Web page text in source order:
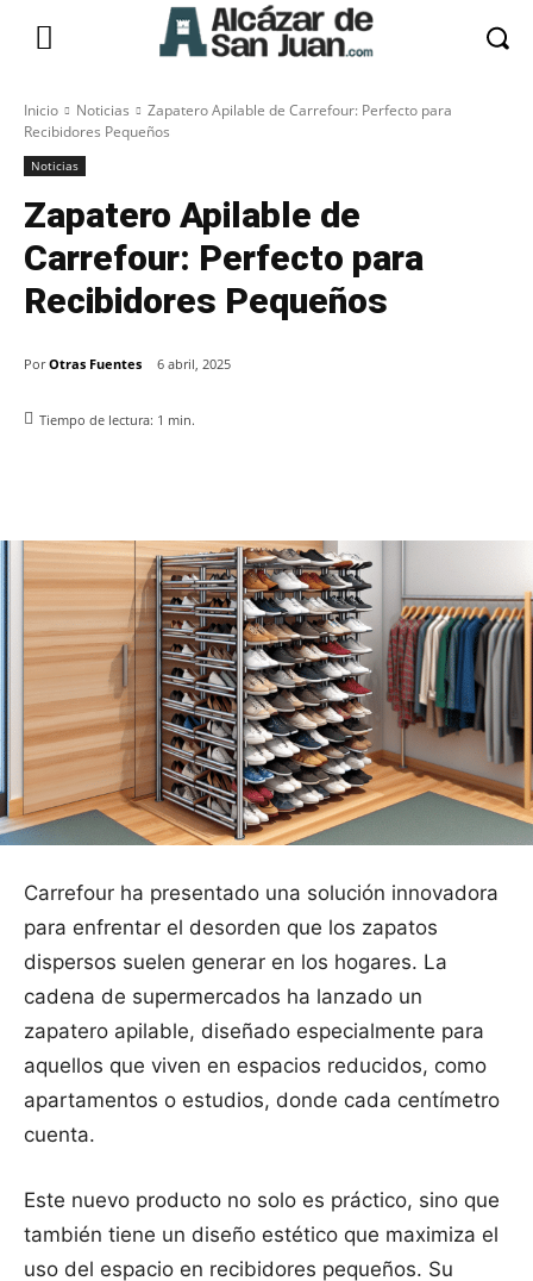
Inicio Noticias
Zapatero Apilable de Carrefour: Perfecto para
Recibidores Pequeños
Noticias
Zapatero Apilable de
Carrefour: Perfecto para
Recibidores Pequeños
Por Otras Fuentes 6 abril, 2025
Tiempo de lectura: 1 min.
Carrefour ha presentado una solución innovadora
para enfrentar el desorden que los zapatos
dispersos suelen generar en los hogares. La
cadena de supermercados ha lanzado un
zapatero apilable, diseñado especialmente para
aquellos que viven en espacios reducidos, como
apartamentos o estudios, donde cada centímetro
cuenta.
Este nuevo producto no solo es práctico, sino que
también tiene un diseño estético que maximiza el
uso del espacio en recibidores pequeños. Su